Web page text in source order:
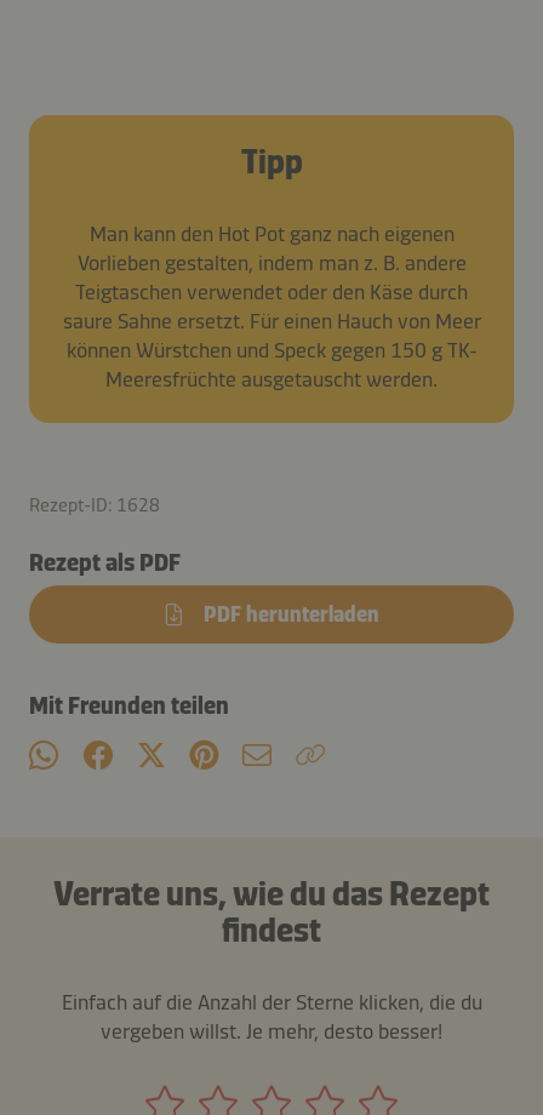
Tipp
Man kann den Hot Pot ganz nach eigenen
Vorlieben gestalten, indem man z. B. andere
Teigtaschen verwendet oder den Käse durch
saure Sahne ersetzt. Für einen Hauch von Meer
können Würstchen und Speck gegen 150 g TK-
Meeresfrüchte ausgetauscht werden.
Rezept-ID: 1628
Rezept als PDF
PDF herunterladen
Mit Freunden teilen
Verrate uns, wie du das Rezept
findest
Einfach auf die Anzahl der Sterne klicken, die du
vergeben willst. Je mehr, desto besser!